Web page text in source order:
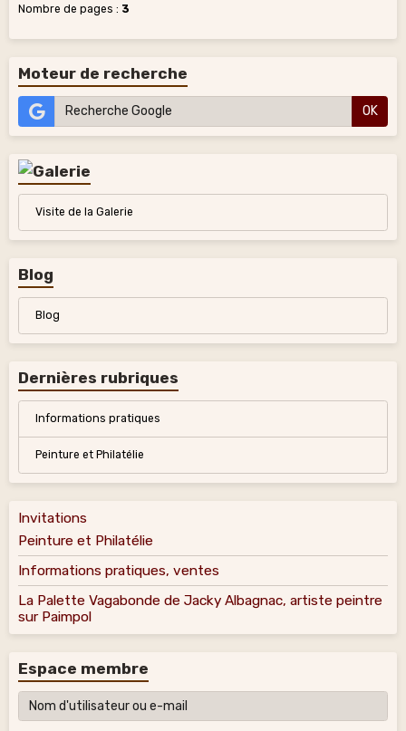
Nombre de pages : 3
Moteur de recherche
OK
Visite de la Galerie
Blog
Blog
Dernières rubriques
Informations pratiques
Peinture et Philatélie
Invitations
Peinture et Philatélie
Informations pratiques, ventes
La Palette Vagabonde de Jacky Albagnac, artiste peintre
sur Paimpol
Espace membre